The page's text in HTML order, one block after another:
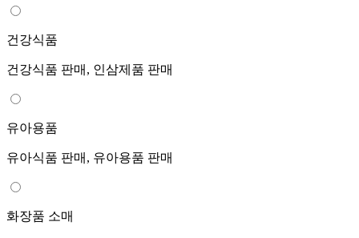
건강식품
건강식품 판매, 인삼제품 판매
유아용품
유아식품 판매, 유아용품 판매
화장품 소매